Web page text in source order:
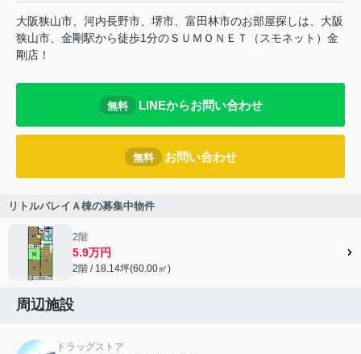
大阪狭山市、河内長野市、堺市、富田林市のお部屋探しは、大阪
狭山市、金剛駅から徒歩1分のＳＵＭＯＮＥＴ（スモネット）金
剛店！
無料 LINEからお問い合わせ
無料 お問い合わせ
リトルバレイＡ棟の募集中物件
2階
5.9万円
2階 / 18.14坪(60.00㎡)
周辺施設
ドラッグストア